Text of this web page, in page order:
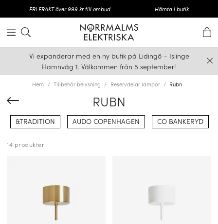
FRI FRAKT över 999 kr till ombud Hämta i butik
Vi expanderar med en ny butik på Lidingö – Islinge
Hamnväg 1. Välkommen från 5 september!
Hem Tillbehör belysning Reservdelar lampor Rubn
RUBN
&TRADITION AUDO COPENHAGEN CO BANKERYD
14 produkter